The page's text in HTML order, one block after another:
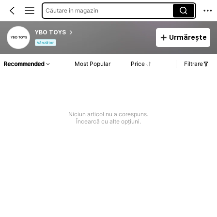
Căutare în magazin
YBO TOYS
Vânzător
Urmărește
Recommended Most Popular Price Filtrare
Niciun articol nu a corespuns.
Încearcă cu alte opțiuni.